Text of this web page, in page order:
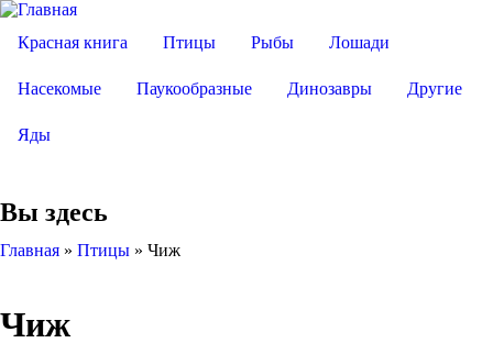
Красная книга Птицы Рыбы Лошади
Насекомые Паукообразные Динозавры Другие
Яды
Вы здесь
Главная » Птицы » Чиж
Чиж